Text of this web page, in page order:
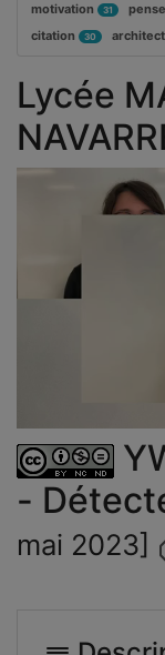
Lycée
-
mai 2023]
motivation 31
citation 30